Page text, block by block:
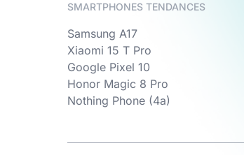
SMARTPHONES TENDANCES
Samsung A17
Xiaomi 15 T Pro
Google Pixel 10
Honor Magic 8 Pro
Nothing Phone (4a)